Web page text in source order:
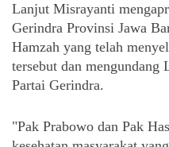
Lanjut Misrayanti
Gerindra Provinsi Jawa
Hamzah yang telah
tersebut dan mengundang
Partai Gerindra.
"Pak Prabowo dan Pak